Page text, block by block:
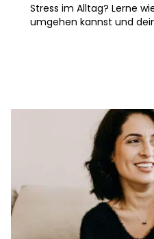
Stress im Alltag? Lerne
umgehen kannst und